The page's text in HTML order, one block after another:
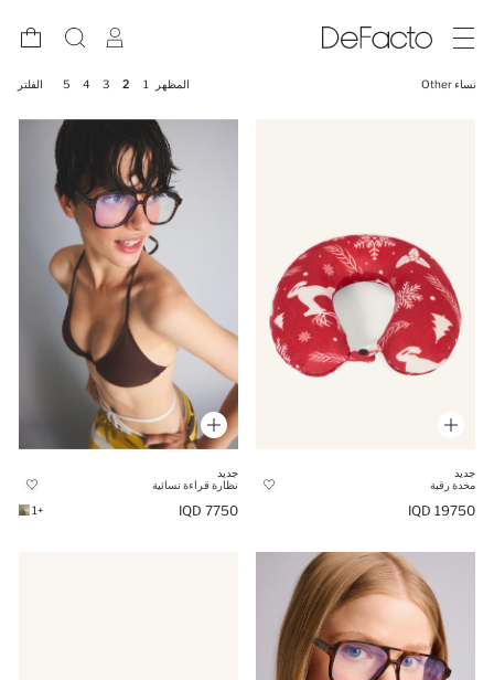
نساء Other المظهر 1
2
3
4
5 الفلتر
جديد
مخدة رقبة
19750 IQD
جديد
نظارة قراءة نسائية
7750 IQD
+1